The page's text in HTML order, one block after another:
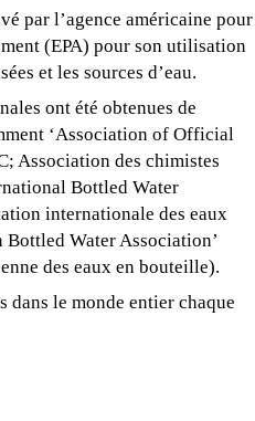
par l’agence américaine pour
(EPA) pour son utilisation
et les sources d’eau.
ont été obtenues de
‘Association of Official
Association des chimistes
Bottled Water
internationale des eaux
Bottled Water Association’
des eaux en bouteille).
dans le monde entier chaque